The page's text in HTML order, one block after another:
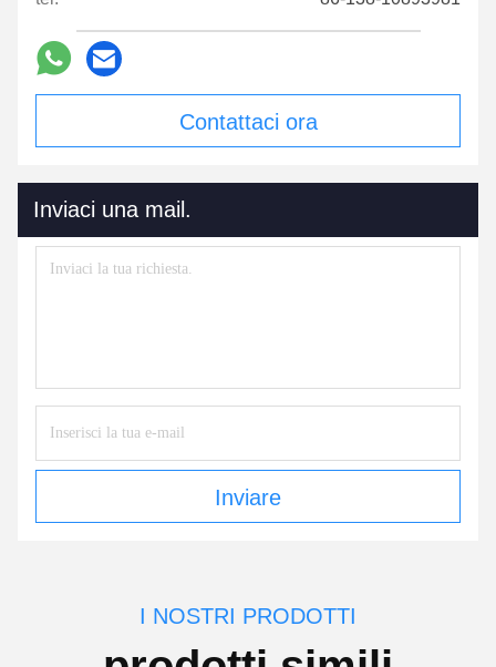
Contattaci ora
Inviaci una mail.
Inviare
I NOSTRI PRODOTTI